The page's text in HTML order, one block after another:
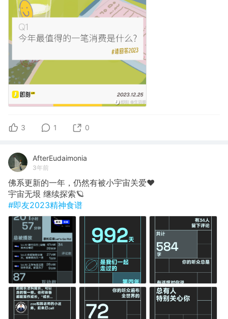
3 1 0
AfterEudaimonia
3年前
佛系更新的一年，仍然有被小宇宙关爱❤️
宇宙无垠 继续探索🪐
#即友2023精神食谱